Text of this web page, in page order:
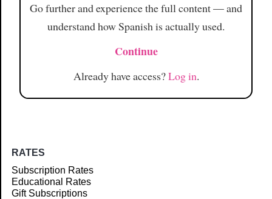
Go further and experience the full content — and
understand how Spanish is actually used.
Continue
Already have access?Log in.
RATES
Subscription Rates
Educational Rates
Gift Subscriptions